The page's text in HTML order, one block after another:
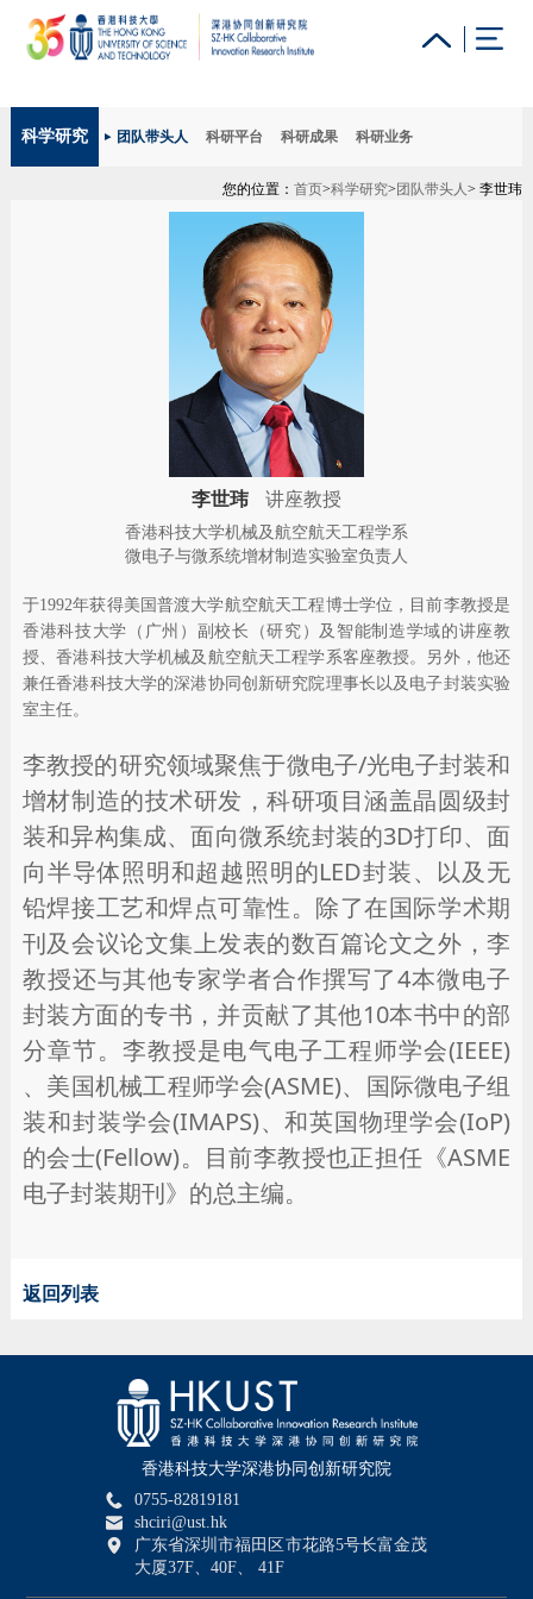
更多科大概览
科大新闻 学术部门索引 生活@科大
科学研究 团队带头人 科研平台 科研成果 科研业务
您的位置：首页>科学研究> 团队带头人> 李世玮
李世玮 讲座教授
香港科技大学机械及航空航天工程学系
微电子与微系统增材制造实验室负责人
于1992年获得美国普渡大学航空航天工程博士学位，目前李教授是
香港科技大学（广州）副校长（研究）及智能制造学域的讲座教
授、香港科技大学机械及航空航天工程学系客座教授。另外，他还
兼任香港科技大学的深港协同创新研究院理事长以及电子封装实验
室主任。
李教授的研究领域聚焦于微电子/光电子封装和
增材制造的技术研发，科研项目涵盖晶圆级封
装和异构集成、面向微系统封装的3D打印、面
向半导体照明和超越照明的LED封装、以及无
铅焊接工艺和焊点可靠性。除了在国际学术期
刊及会议论文集上发表的数百篇论文之外，李
教授还与其他专家学者合作撰写了4本微电子
封装方面的专书，并贡献了其他10本书中的部
分章节。李教授是电气电子工程师学会(IEEE)
、美国机械工程师学会(ASME)、国际微电子组
装和封装学会(IMAPS)、和英国物理学会(IoP)
的会士(Fellow)。目前李教授也正担任《ASME
电子封装期刊》的总主编。
返回列表
香港科技大学深港协同创新研究院
0755-82819181
shciri@ust.hk
广东省深圳市福田区市花路5号长富金茂
大厦37F、40F、 41F